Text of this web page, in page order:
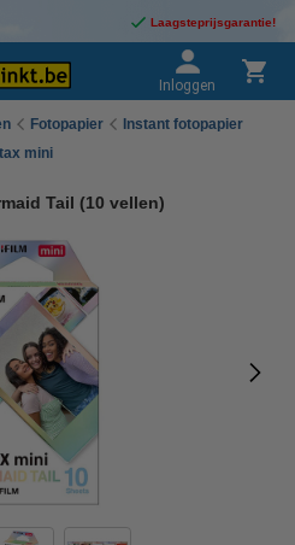
Laagsteprijsgarantie!
Inloggen
Fotopapier
Instant fotopapier
mini
Tail (10 vellen)